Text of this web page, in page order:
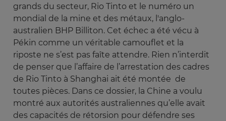
grands du secteur, Rio Tinto et le numéro un
mondial de la mine et des métaux, l'anglo-
australien BHP Billiton. Cet échec a été vécu à
Pékin comme un véritable camouflet et la
riposte ne s’est pas faîte attendre. Rien n’interdit
de penser que l’affaire de l’arrestation des cadres
de Rio Tinto à Shanghai ait été montée de
toutes pièces. Dans ce dossier, la Chine a voulu
montré aux autorités australiennes qu’elle avait
des capacités de rétorsion pour défendre ses